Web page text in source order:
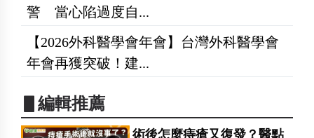
警 當心陷過度自...
【2026外科醫學會年會】台灣外科醫學會
年會再獲突破！建...
▋編輯推薦
術後怎麼痔瘡又復發？醫點